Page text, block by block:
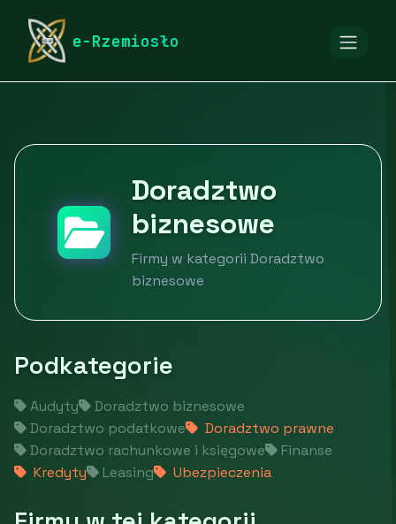
e-Rzemiosło
rymarstwo-poznan.pl
Usługi finansowe i doradcze
Doradztwo
biznesowe
Firmy w kategorii Doradztwo
biznesowe
Podkategorie
Audyty
Doradztwo biznesowe
Doradztwo podatkowe
Doradztwo prawne
Doradztwo rachunkowe i księgowe
Finanse
Kredyty
Leasing Ubezpieczenia